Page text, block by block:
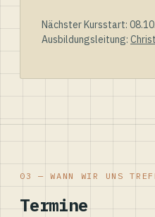
Nächster Kursstart:
Ausbildungsleitung:
03 — WANN WIR UNS
Termine